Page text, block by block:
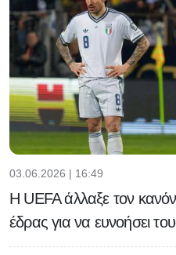
03.06.2026 | 16:49
H UEFA άλλαξε τον
έδρας για να ευνοήσει